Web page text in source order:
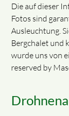
Die auf dieser
Fotos sind
Ausleuchtung.
Bergchalet und
wurde uns von
reserved by